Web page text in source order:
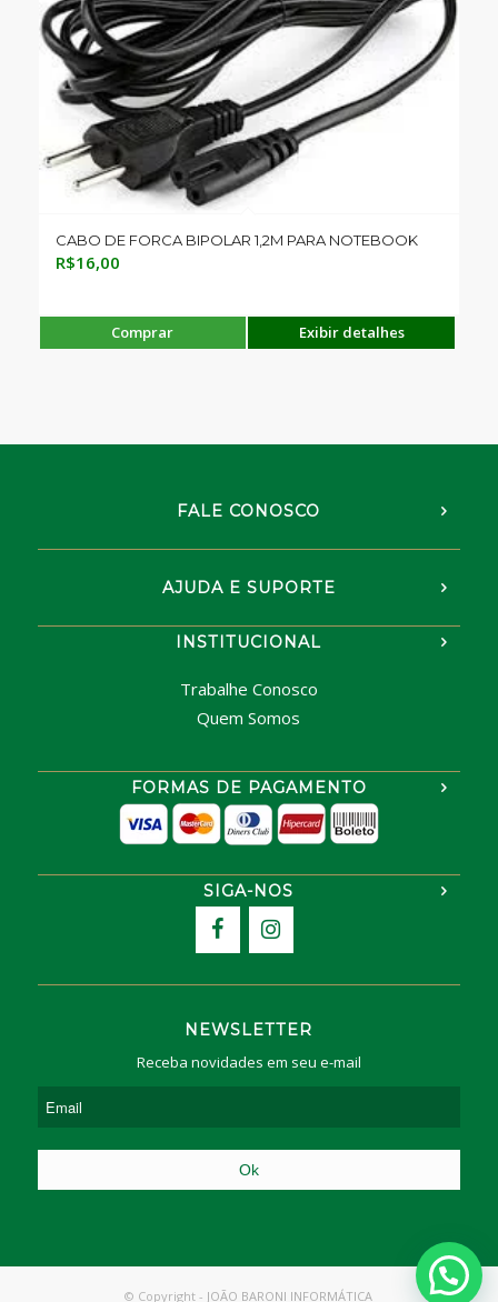
CABO DE FORCA BIPOLAR 1,2M PARA NOTEBOOK
R$16,00
Comprar Exibir detalhes
FALE CONOSCO
AJUDA E SUPORTE
INSTITUCIONAL
Trabalhe Conosco
Quem Somos
FORMAS DE PAGAMENTO
SIGA-NOS
NEWSLETTER
Receba novidades em seu e-mail
© Copyright - JOÃO BARONI INFORMÁTICA